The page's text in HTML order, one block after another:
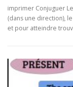
imprimer Conjuguer
(dans une direction),
et pour atteindre